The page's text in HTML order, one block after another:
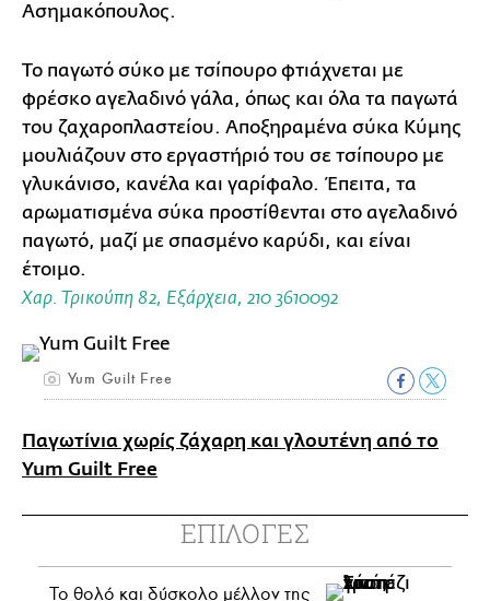
Ασημακόπουλος.
Το παγωτό σύκο με τσίπουρο φτιάχνεται με
φρέσκο αγελαδινό γάλα, όπως και όλα τα παγωτά
του ζαχαροπλαστείου. Αποξηραμένα σύκα Κύμης
μουλιάζουν στο εργαστήριό του σε τσίπουρο με
γλυκάνισο, κανέλα και γαρίφαλο. Έπειτα, τα
αρωματισμένα σύκα προστίθενται στο αγελαδινό
παγωτό, μαζί με σπασμένο καρύδι, και είναι
έτοιμο.
Χαρ. Τρικούπη 82, Εξάρχεια, 210 3610092
Yum Guilt Free
Παγωτίνια χωρίς ζάχαρη και γλουτένη από το
Yum Guilt Free
ΕΠΙΛΟΓΕΣ
Το θολό και δύσκολο μέλλον της